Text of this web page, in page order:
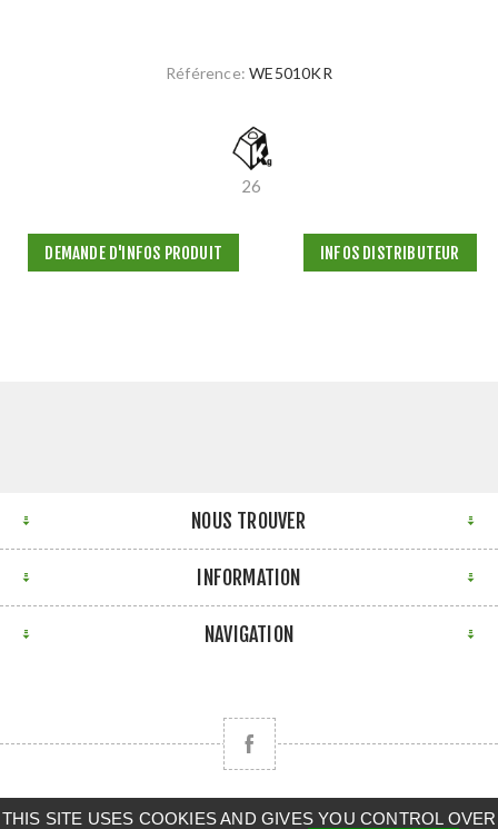
Référence: WE5010KR
26
DEMANDE D'INFOS PRODUIT INFOS DISTRIBUTEUR
NOUS TROUVER
INFORMATION
NAVIGATION
Copyright © 2026 CLAAS BRETAGNE SUD. Tous droits
THIS SITE USES COOKIES AND GIVES YOU CONTROL OVER